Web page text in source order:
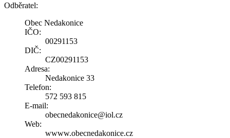
Odběratel:
Obec Nedakonice
IČO:
00291153
DIČ:
CZ00291153
Adresa:
Nedakonice 33
Telefon:
572 593 815
E-mail:
obecnedakonice@iol.cz
Web:
wwww.obecnedakonice.cz